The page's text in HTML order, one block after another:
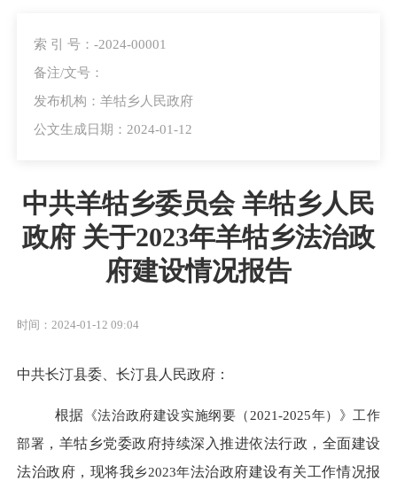
索 引 号：-2024-00001
备注/文号：
发布机构：羊牯乡人民政府
公文生成日期：2024-01-12
中共羊牯乡委员会 羊牯乡人民
政府 关于2023年羊牯乡法治政
府建设情况报告
时间：2024-01-12 09:04
中共长汀县委、长汀县人民政府：
根据 《法治政府建设实施纲要（ 2021-2025年）》工作
部署 ， 羊牯乡党委政府持续深入推进依法行政，全面建设
法治政府，现将我乡2023年法治政府建设有关工作情况报